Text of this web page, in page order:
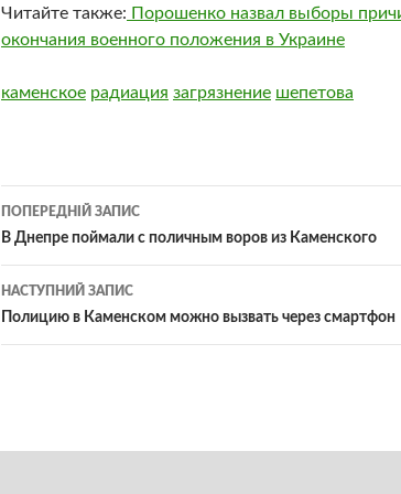
Читайте также: Порошенко назвал выборы
окончания военного положения в Украине
каменское радиация загрязнение шепетова
Навігація
по
записам
ПОПЕРЕДНІЙ ЗАПИС
В Днепре поймали с поличным воров из Каменского
НАСТУПНИЙ ЗАПИС
Полицию в Каменском можно вызвать через смартфон